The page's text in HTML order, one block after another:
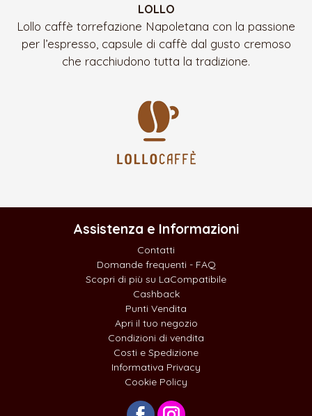
LOLLO
Lollo caffè torrefazione Napoletana con la passione
per l’espresso, capsule di caffè dal gusto cremoso
che racchiudono tutta la tradizione.
Assistenza e Informazioni
Contatti
Domande frequenti - FAQ
Scopri di più su LaCompatibile
Cashback
Punti Vendita
Apri il tuo negozio
Condizioni di vendita
Costi e Spedizione
Informativa Privacy
Cookie Policy